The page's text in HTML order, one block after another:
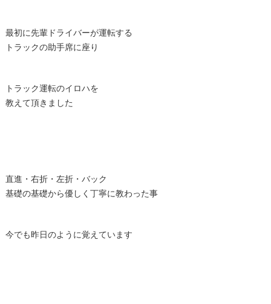
最初に先輩ドライバーが運転する
トラックの助手席に座り
トラック運転のイロハを
教えて頂きました
直進・右折・左折・バック
基礎の基礎から優しく丁寧に教わった事
今でも昨日のように覚えています